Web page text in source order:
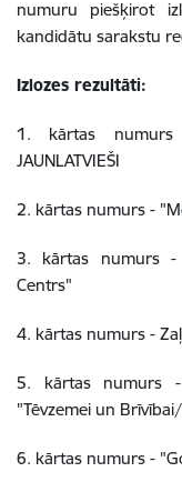
numuru piešķirot
kandidātu sarakstu
Izlozes rezultāti:
1. kārtas numurs
JAUNLATVIEŠI
2. kārtas numurs -
3. kārtas numurs -
Centrs"
4. kārtas numurs -
5. kārtas numurs -
"Tēvzemei un
6. kārtas numurs -